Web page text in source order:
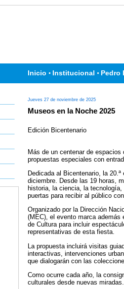
Inicio Institucional Pedro
Jueves 27 de noviembre de 2025
Museos en la Noche 2025
Edición Bicentenario
Más de un centenar de
propuestas especiales con
Dedicada al Bicentenario, la
diciembre. Desde las 19 horas,
historia, la ciencia, la
puertas para recibir al público
Organizado por la Dirección
(MEC), el evento marca además
de Cultura para incluir
representativas de esta fiesta.
La propuesta incluirá visitas
interactivas, intervenciones
que dialogarán con las
Como ocurre cada año, la
culturales desde nuevas miradas.